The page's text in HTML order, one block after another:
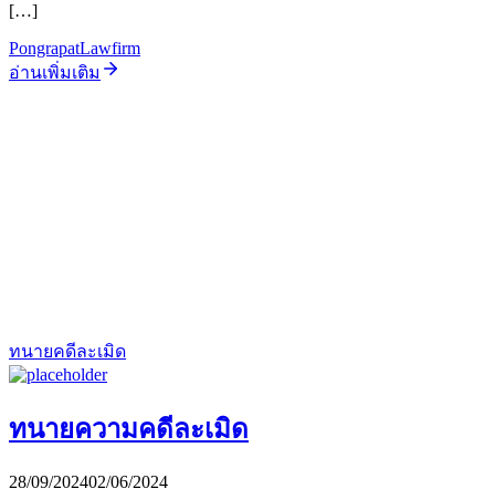
[…]
PongrapatLawfirm
อ่านเพิ่มเติม
ทนายคดีละเมิด
ทนายความคดีละเมิด
28/09/202402/06/2024